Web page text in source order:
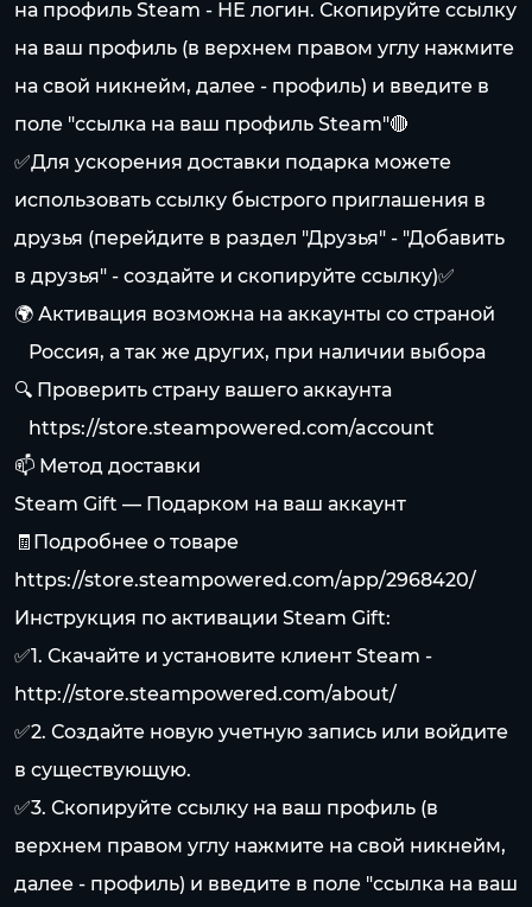
на профиль Steam - НЕ логин. Скопируйте ссылку
на ваш профиль (в верхнем правом углу нажмите
на свой никнейм, далее - профиль) и введите в
поле "ссылка на ваш профиль Steam"🔴
✅Для ускорения доставки подарка можете
использовать ссылку быстрого приглашения в
друзья (перейдите в раздел "Друзья" - "Добавить
в друзья" - создайте и скопируйте ссылку)✅
🌍 Активация возможна на аккаунты со страной
⠀Россия, а так же других, при наличии выбора
🔍 Проверить страну вашего аккаунта
https://store.steampowered.com/account
📫 Метод доставки
Steam Gift — Подарком на ваш аккаунт
🧾Подробнее о товаре
https://store.steampowered.com/app/2968420/
Инструкция по активации Steam Gift:
✅1. Скачайте и установите клиент Steam -
http://store.steampowered.com/about/
✅2. Создайте новую учетную запись или войдите
в существующую.
✅3. Скопируйте ссылку на ваш профиль (в
верхнем правом углу нажмите на свой никнейм,
далее - профиль) и введите в поле "ссылка на ваш